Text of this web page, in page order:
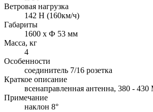
Ветровая нагрузка
142 Н (160км/ч)
Габариты
1600 х Ф 53 мм
Масса, кг
4
Особенности
соединитель 7/16 розетка
Краткое описание
всенаправленная антенна, 380 -
Примечание
наклон 8°